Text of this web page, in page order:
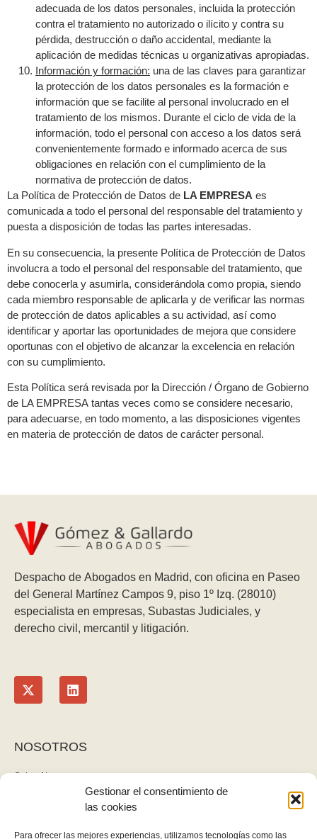
Gestionar el consentimiento de
las cookies
Para ofrecer las mejores experiencias, utilizamos tecnologías como las
adecuada de los datos personales, incluida la protección
contra el tratamiento no autorizado o ilícito y contra su
pérdida, destrucción o daño accidental, mediante la
aplicación de medidas técnicas u organizativas apropiadas.
Información y formación: una de las claves para garantizar
la protección de los datos personales es la formación e
información que se facilite al personal involucrado en el
tratamiento de los mismos. Durante el ciclo de vida de la
información, todo el personal con acceso a los datos será
convenientemente formado e informado acerca de sus
obligaciones en relación con el cumplimiento de la
normativa de protección de datos.
La Política de Protección de Datos de LA EMPRESA es
comunicada a todo el personal del responsable del tratamiento y
puesta a disposición de todas las partes interesadas.
En su consecuencia, la presente Política de Protección de Datos
involucra a todo el personal del responsable del tratamiento, que
debe conocerla y asumirla, considerándola como propia, siendo
cada miembro responsable de aplicarla y de verificar las normas
de protección de datos aplicables a su actividad, así como
identificar y aportar las oportunidades de mejora que considere
oportunas con el objetivo de alcanzar la excelencia en relación
con su cumplimiento.
Esta Política será revisada por la Dirección / Órgano de Gobierno
de LA EMPRESA tantas veces como se considere necesario,
para adecuarse, en todo momento, a las disposiciones vigentes
en materia de protección de datos de carácter personal.
Despacho de Abogados en Madrid, con oficina en Paseo
del General Martínez Campos 9, piso 1º Izq. (28010)
especialista en empresas, Subastas Judiciales, y
derecho civil, mercantil y litigación.
NOSOTROS
Sobre Nosotros